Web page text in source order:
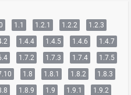
1.1 1.2.1 1.2.2
1.2.3
1.4.4 1.4.5 1.4.6
1.4.7
1.7.2 1.7.3 1.7.4
1.7.5
1.8 1.8.1 1.8.2
1.8.3
1.8.9 1.9 1.9.1
1.9.2